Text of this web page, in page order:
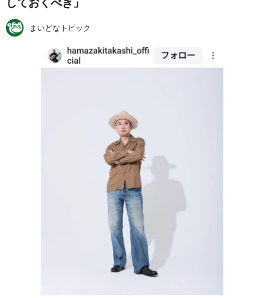
しておくべき」
まいどなトピック